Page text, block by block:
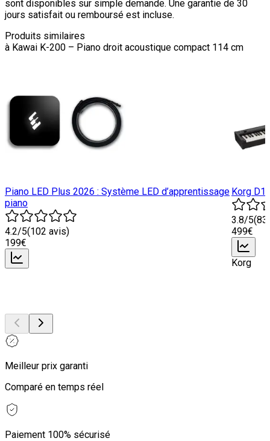
sont disponibles sur simple demande. Une garantie de 30
jours satisfait ou remboursé est incluse.
Produits similaires
à Kawai K-200 – Piano droit acoustique compact 114 cm
Piano LED Plus 2026 : Système LED d’apprentissage
piano
4.2/5(102 avis)
199€
Korg D1
3.8/5(83
499€
Korg
Meilleur prix garanti
Comparé en temps réel
Paiement 100% sécurisé